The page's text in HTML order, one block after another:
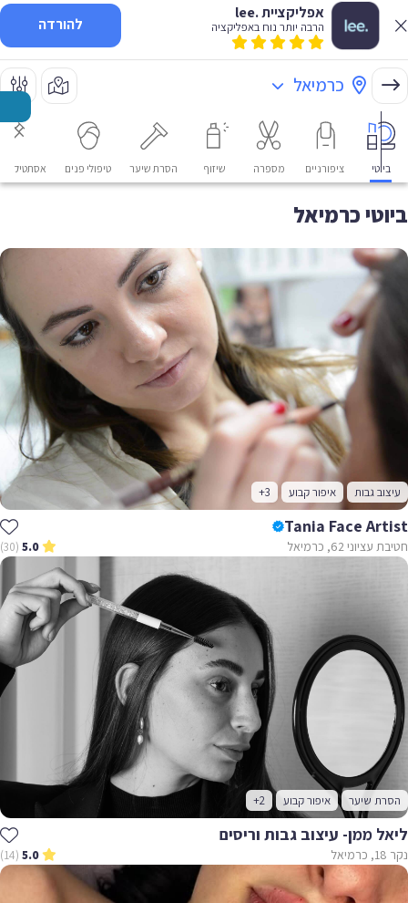
אפליקציית .lee
הרבה יותר נוח באפליקציה להורדה
כרמיאל
ביוטי ציפורניים מספרה שיזוף הסרת שיער טיפולי פנים אסתטיקה
ביוטי כרמיאל
עיצוב גבות איפור קבוע +3
Tania Face Artist
חטיבת עציוני 62, כרמיאל 5.0
(30)
הסרת שיער איפור קבוע +2
ליאל ממן- עיצוב גבות וריסים
נקר 18, כרמיאל 5.0
(14)